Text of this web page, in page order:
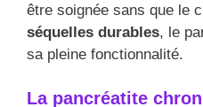
être soignée sans que le
séquelles durables, le
sa pleine fonctionnalité.
La pancréatite